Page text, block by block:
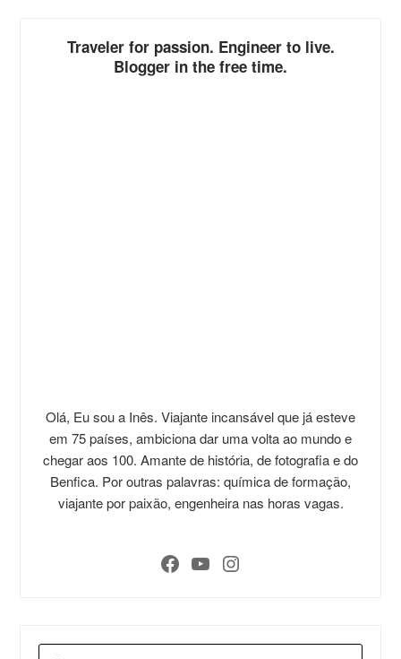
Traveler for passion. Engineer to live.
Blogger in the free time.
Olá, Eu sou a Inês. Viajante incansável que já esteve
em 75 países, ambiciona dar uma volta ao mundo e
chegar aos 100. Amante de história, de fotografia e do
Benfica. Por outras palavras: química de formação,
viajante por paixão, engenheira nas horas vagas.